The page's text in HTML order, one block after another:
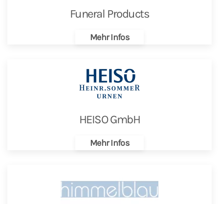
Funeral Products
Mehr Infos
HEISO GmbH
Mehr Infos